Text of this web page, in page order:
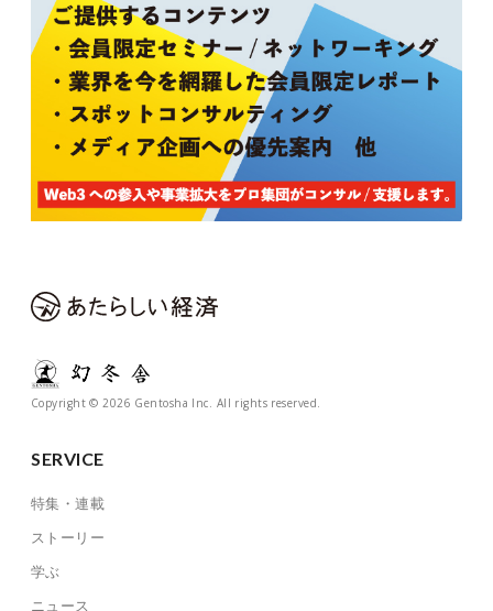
Copyright © 2026 Gentosha Inc. All rights reserved.
SERVICE
特集・連載
ストーリー
学ぶ
ニュース